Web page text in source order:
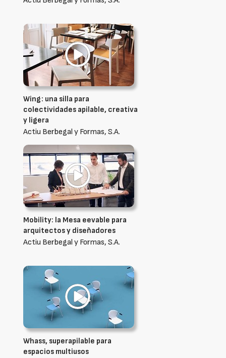
Wing: una silla para
colectividades apilable, creativa
y ligera
Actiu Berbegal y Formas, S.A.
Mobility: la Mesa eevable para
arquitectos y diseñadores
Actiu Berbegal y Formas, S.A.
Whass, superapilable para
espacios multiusos